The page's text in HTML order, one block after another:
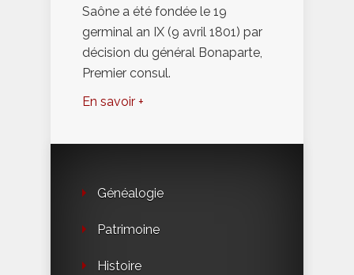
Saône a été fondée le 19
germinal an IX (9 avril 1801) par
décision du général Bonaparte,
Premier consul.
En savoir +
Généalogie
Patrimoine
Histoire